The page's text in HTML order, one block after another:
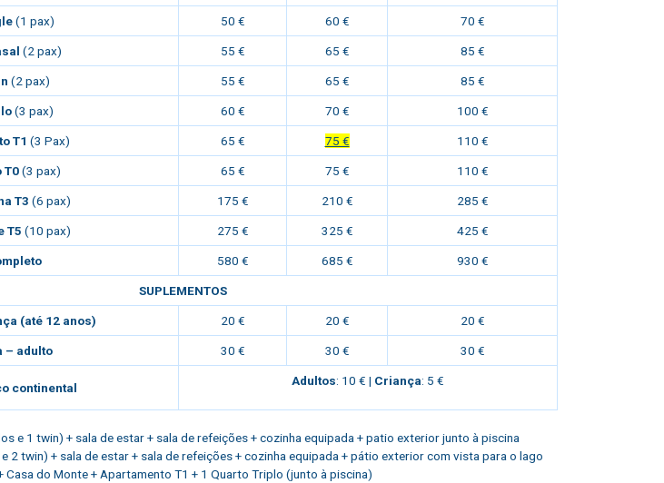
(1 pax) 50 € 60 € 70 €
(2 pax) 55 € 65 € 85 €
(2 pax) 55 € 65 € 85 €
(3 pax) 60 € 70 € 100 €
T1 (3 Pax) 65 € 75 € 110 €
T0(3 pax) 65 € 75 € 110 €
T3 (6 pax) 175 € 210 € 285 €
T5 (10 pax) 275 € 325 € 425 €
580 € 685 € 930 €
SUPLEMENTOS
(até 12 anos) 20 € 20 € 20 €
– adulto 30 € 30 € 30 €
continental Adultos: 10 € | Criança: 5 €
e 1 twin) + sala de estar + sala de refeições + cozinha equipada + patio exterior junto à piscina
2 twin) + sala de estar + sala de refeições + cozinha equipada + pátio exterior com vista para o lago
Casa do Monte + Apartamento T1 + 1 Quarto Triplo (junto à piscina)